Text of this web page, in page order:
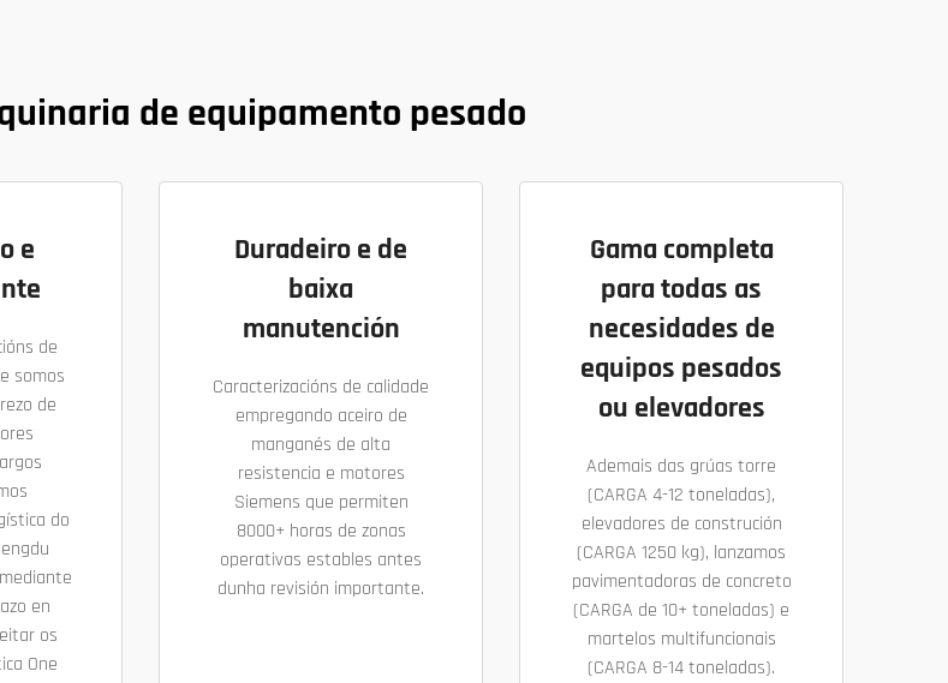
de equipamento pesado
e
de
somos
de
do
en
os
One
Duradeiro e de
baixa
manutención
Caracterizacións de calidade
empregando aceiro de
manganés de alta
resistencia e motores
Siemens que permiten
8000+ horas de zonas
operativas estables antes
dunha revisión importante.
Gama completa
para todas as
necesidades de
equipos pesados
ou elevadores
Ademais das grúas torre
(CARGA 4-12 toneladas),
elevadores de construción
(CARGA 1250 kg), lanzamos
pavimentadoras de concreto
(CARGA de 10+ toneladas) e
martelos multifuncionais
(CARGA 8-14 toneladas).